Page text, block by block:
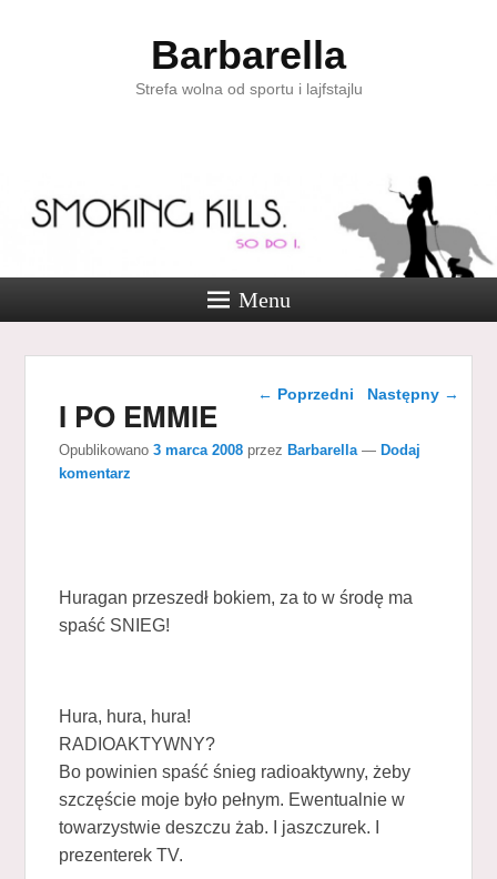
Barbarella
Strefa wolna od sportu i lajfstajlu
Menu
Nawigacja wpisu
← Poprzedni Następny →
I PO EMMIE
Opublikowano3 marca 2008 przez Barbarella — Dodaj
komentarz
Huragan przeszedł bokiem, za to w środę ma
spaść SNIEG!
Hura, hura, hura!
RADIOAKTYWNY?
Bo powinien spaść śnieg radioaktywny, żeby
szczęście moje było pełnym. Ewentualnie w
towarzystwie deszczu żab. I jaszczurek. I
prezenterek TV.